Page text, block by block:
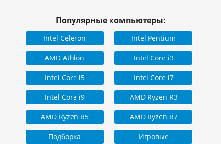
Популярные компьютеры:
Intel Celeron Intel Pentium
AMD Athlon Intel Core i3
Intel Core i5 Intel Core i7
Intel Core i9 AMD Ryzen R3
AMD Ryzen R5 AMD Ryzen R7
Подборка Игровые